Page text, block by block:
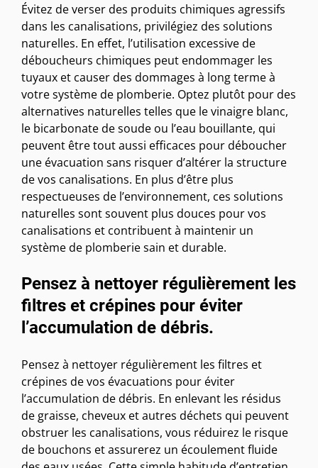
Évitez de verser des produits chimiques agressifs
dans les canalisations, privilégiez des solutions
naturelles. En effet, l’utilisation excessive de
déboucheurs chimiques peut endommager les
tuyaux et causer des dommages à long terme à
votre système de plomberie. Optez plutôt pour des
alternatives naturelles telles que le vinaigre blanc,
le bicarbonate de soude ou l’eau bouillante, qui
peuvent être tout aussi efficaces pour déboucher
une évacuation sans risquer d’altérer la structure
de vos canalisations. En plus d’être plus
respectueuses de l’environnement, ces solutions
naturelles sont souvent plus douces pour vos
canalisations et contribuent à maintenir un
système de plomberie sain et durable.
Pensez à nettoyer régulièrement les
filtres et crépines pour éviter
l’accumulation de débris.
Pensez à nettoyer régulièrement les filtres et
crépines de vos évacuations pour éviter
l’accumulation de débris. En enlevant les résidus
de graisse, cheveux et autres déchets qui peuvent
obstruer les canalisations, vous réduirez le risque
de bouchons et assurerez un écoulement fluide